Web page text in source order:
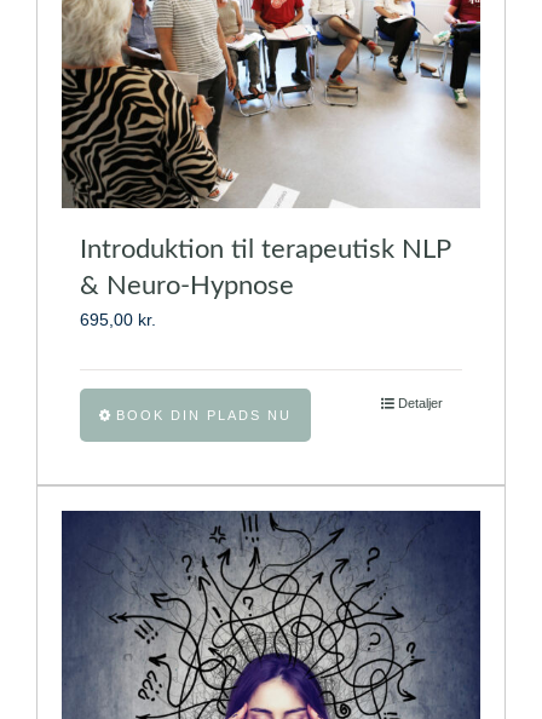
på
varesiden
Introduktion til terapeutisk NLP
& Neuro-Hypnose
695,00 kr.
BOOK DIN PLADS NU
flere
varianter.
Mulighederne
kan
vælges
på
varesiden
Detaljer